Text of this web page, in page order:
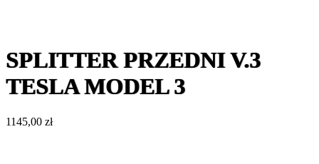
SPLITTER PRZEDNI V.3
TESLA MODEL 3
1145,00 zł